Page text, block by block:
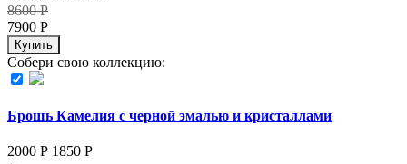
8600Р
7900 Р
Купить
Собери свою коллекцию:
Брошь Камелия с черной эмалью и кристаллами
2000 Р 1850 Р